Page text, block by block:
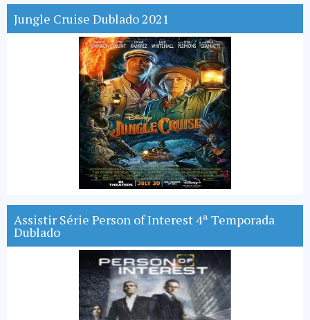
Jungle Cruise Dublado 2021
Assistir Série Person of Interest 4ª Temporada
Dublado